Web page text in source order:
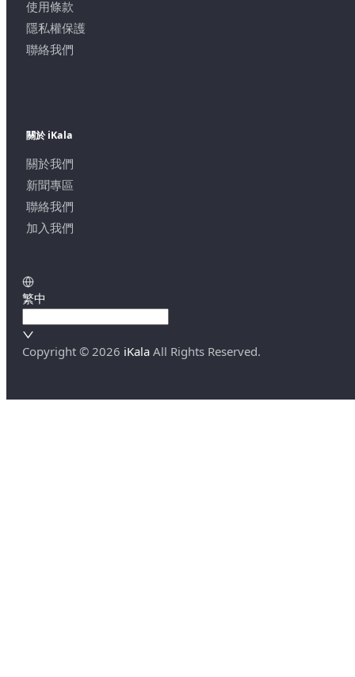
使用條款
隱私權保護
聯絡我們
關於 iKala
關於我們
新聞專區
聯絡我們
加入我們
繁中
Copyright © 2026 iKala All Rights Reserved.